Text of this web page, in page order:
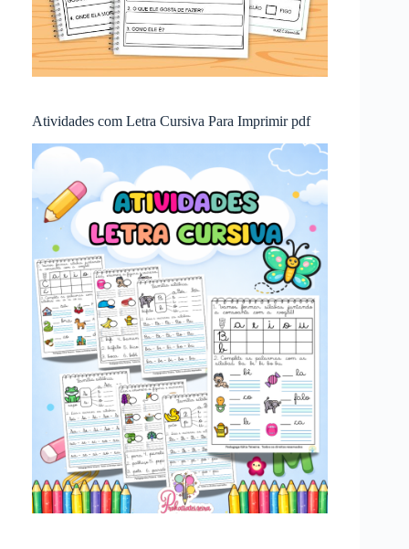
Atividades com Letra Cursiva Para Imprimir pdf